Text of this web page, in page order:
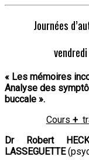
Journées
« Les mémoires
Analyse des
buccale ».
Cours +
Dr Robert
LASSEGUETTE